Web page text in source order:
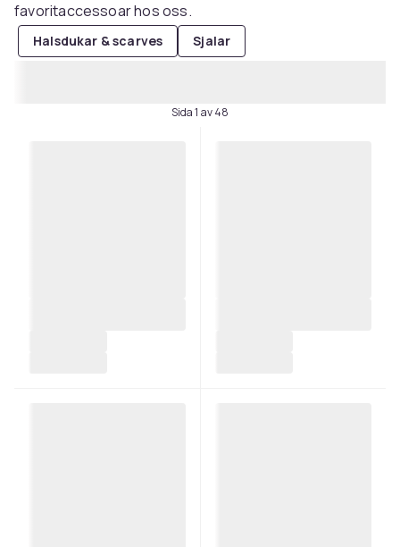
favoritaccessoar hos oss.
Halsdukar & scarves Sjalar
Sida 1 av 48